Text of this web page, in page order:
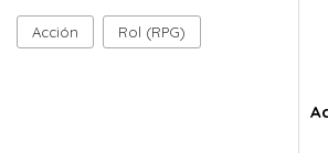
Acción Rol (RPG)